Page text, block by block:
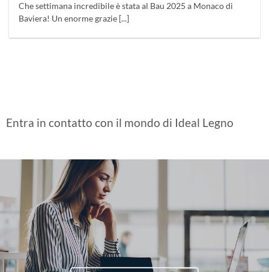
Che settimana incredibile è stata al Bau 2025 a Monaco di
Baviera! Un enorme grazie [...]
Entra in contatto con il mondo di Ideal Legno